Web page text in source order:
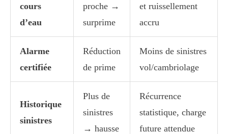
cours
d’eau
proche →
surprime
et ruissellement
accru
Alarme
certifiée
Réduction
de prime
Moins de sinistres
vol/cambriolage
Historique
sinistres
Plus de
sinistres
→ hausse
Récurrence
statistique, charge
future attendue